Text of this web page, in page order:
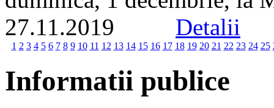
27.11.2019 Detalii
1 2 3 4 5 6 7 8 9 10 11 12 13 14 15 16 17 18 19 20 21 22 23 24 25
Informatii publice